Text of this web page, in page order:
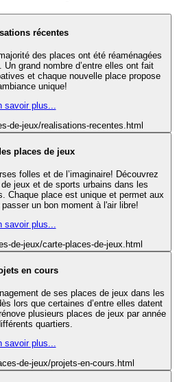
récentes
des places ont été réaménagées
grand nombre d’entre elles ont fait
et chaque nouvelle place propose
unique!
savoir plus...
de-jeux/realisations-recentes.html
places de jeux
folles et de l’imaginaire! Découvrez
jeux et de sports urbains dans les
Chaque place est unique et permet aux
un bon moment à l'air libre!
savoir plus...
de-jeux/carte-places-de-jeux.html
en cours
de ses places de jeux dans les
lors que certaines d’entre elles datent
plusieurs places de jeux par année
quartiers.
savoir plus...
de-jeux/projets-en-cours.html